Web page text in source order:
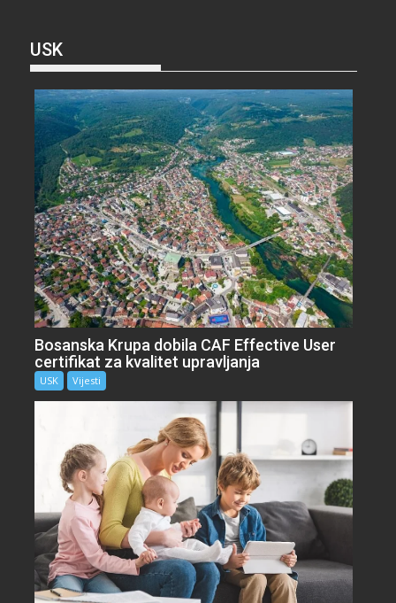
USK
Bosanska Krupa dobila CAF Effective User
certifikat za kvalitet upravljanja
USK Vijesti